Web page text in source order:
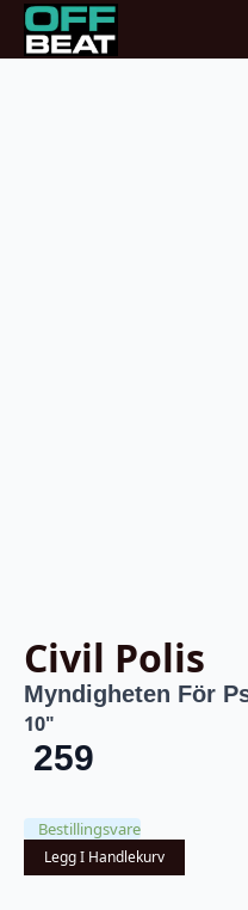
Civil Polis
Myndigheten För
10"
259
Bestillingsvare
Legg I Handlekurv